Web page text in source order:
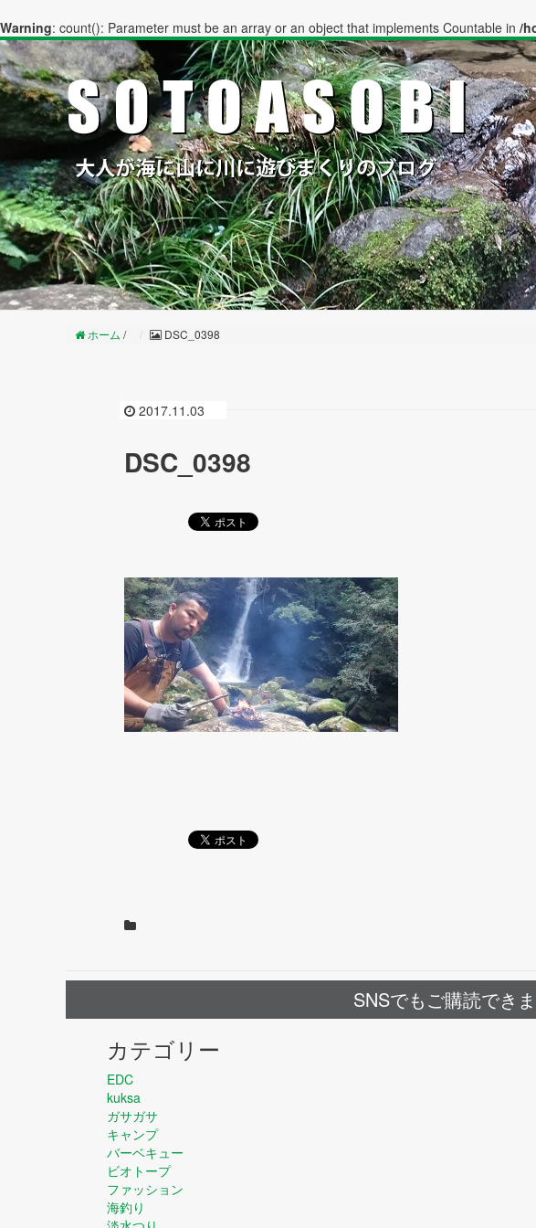
Warning: count(): Parameter must be an array or an object that implements Countable in /
ホーム / DSC_0398
2017.11.03
DSC_0398
SNSでもご購読できま
カテゴリー
EDC
kuksa
ガサガサ
キャンプ
バーベキュー
ビオトープ
ファッション
海釣り